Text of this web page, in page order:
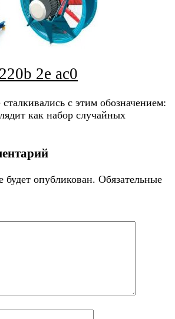
2e ac0
с этим обозначением:
как набор случайных
опубликован. Обязательные